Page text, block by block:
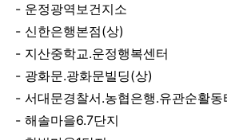
운정광역보건지소
신한은행본점(상)
지산중학교.운정행복센터
광화문.광화문빌딩(상)
서대문경찰서.농협은행.유관순활동
해솔마을6.7단지